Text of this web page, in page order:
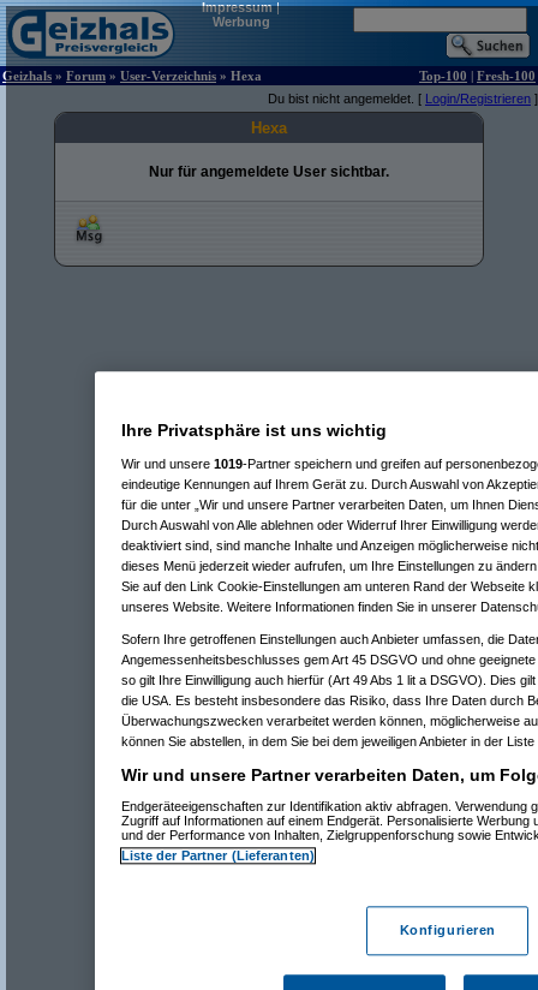
Impressum|
Werbung
Geizhals » Forum » User-Verzeichnis » Hexa Top-100 | Fresh-100
Du bist nicht angemeldet. [ Login/Registrieren ]
Hexa
Nur für angemeldete User sichtbar.
Ihre Privatsphäre ist uns wichtig
Wir und unsere 1019-Partner speichern und greifen auf
eindeutige Kennungen auf Ihrem Gerät zu. Durch Auswahl von
für die unter „Wir und unsere Partner verarbeiten Daten, um Ihnen
Durch Auswahl von Alle ablehnen oder Widerruf Ihrer Einwilligung
deaktiviert sind, sind manche Inhalte und Anzeigen möglicherweise
dieses Menü jederzeit wieder aufrufen, um Ihre Einstellungen zu
Sie auf den Link Cookie-Einstellungen am unteren Rand der Webseite
unseres Website. Weitere Informationen finden Sie in unserer
Sofern Ihre getroffenen Einstellungen auch Anbieter umfassen, die
Angemessenheitsbeschlusses gem Art 45 DSGVO und ohne
so gilt Ihre Einwilligung auch hierfür (Art 49 Abs 1 lit a DSGVO). Dies
die USA. Es besteht insbesondere das Risiko, dass Ihre Daten durch
Überwachungszwecken verarbeitet werden können, möglicherweise
können Sie abstellen, in dem Sie bei dem jeweiligen Anbieter in der
Wir und unsere Partner verarbeiten Daten, um
Endgeräteeigenschaften zur Identifikation aktiv abfragen. Verwendung
Zugriff auf Informationen auf einem Endgerät. Personalisierte Werbung
und der Performance von Inhalten, Zielgruppenforschung sowie
Liste der Partner (Lieferanten)
Konfigurieren